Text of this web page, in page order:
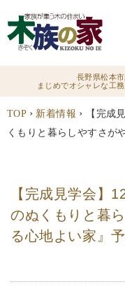
長野県松本
まじめでオシャレな工
TOP › 新着情報 › 【完成
くもりと暮らしやすさが
【完成見学会】
のぬくもりと暮
る心地よい家』